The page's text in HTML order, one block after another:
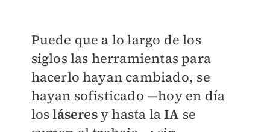
Puede que a lo largo de los
siglos las herramientas para
hacerlo hayan cambiado, se
hayan sofisticado —hoy en día
losláseresy hasta laIA se